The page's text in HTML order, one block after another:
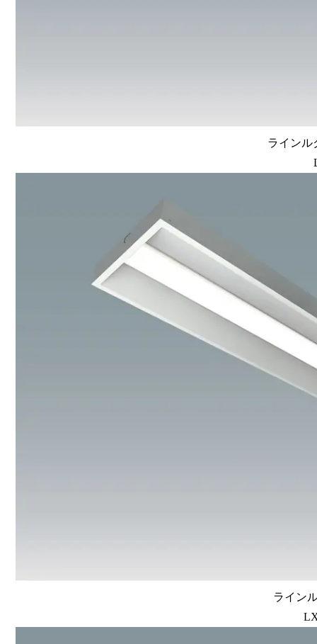
ラインル
ライン